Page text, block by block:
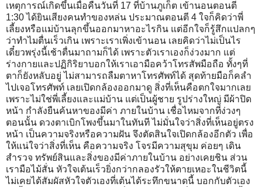
เหตุการณ์เกิดขึ้นเมื่อคืนวันที่ 17 ที่บ้านภูเก็ต เข้านอนตอนตี
1:30 ได้ยินเสียงคนทำของหล่น ประมาณตอนตี 4 ใจก็คิดว่าพี่
เลี้ยงหรือแม่บ้านลุกขึ้นออกมาหาอะไรกิน แต่อีกใจก็รู้สึกแปลกๆ
ว่าทำไมตื่นเร็วเกิน เพราะเราเพิ่งเข้านอน เลยคิดว่าไม่เป็นไร
เดี๋ยวพรุ่งนี้เช้าตื่นมาถามก็ได้ เพราะตัวเราเองก็ง่วงมาก แต่
ร่างกายและปฏิกิริยาบอกให้เราเอามือคว้าโทรสัพมือถือ ทั้งๆที่
ตาก็ยังหลับอยู่ ไม่สามารถลืมตาหาโทรศัพท์ได้ สุดท้ายมือก็คลำ
ไปเจอโทรศัพท์ เลยเปิดกล้องออกมาดู สิ่งที่เห็นคือตกใจมากเลย
เพราะไม่ใช่พี่เลี้ยงและแม่บ้าน แต่เป็นผู้ชาย รูปร่างใหญ่ มีผ้าปิด
หน้า กำลังยืนค้นหาของมีค่า ภายในบ้าน เชื่อไหมจากที่ง่วงๆ
ตอนนั้น ดวงตาเบิกโพงขึ้นมาในทันที ไม่มั่นใจว่าสิ่งที่เห็นอยู่ตรง
หน้า เป็นความจริงหรือความฝัน จึงตัดสินใจเปิดกล้องอีกตัว เพื่อ
ให้แน่ใจว่าสิ่งที่เห็น คือความจริง โจรมีความสุขุม ค่อยๆ เดิน
สำรวจ ทรัพย์สินและสิ่งของมีค่าภายในบ้าน อย่างเคยชิน ส่วน
เรามือไม้สั่น หัวใจเต้นเร็วยิ่งกว่ากลองรัวให้ตายเหอะในชีวิตนี้
ไม่เคยได้สัมผัสหัวใจตัวเองที่เต้นได้ระทึกขนาดนี้ บอกกับตัวเอง